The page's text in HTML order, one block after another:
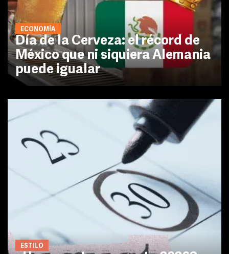
ECONOMÍA
Día de la Cerveza: el récord de
México que ni siquiera Alemania
puede igualar
ESTILO